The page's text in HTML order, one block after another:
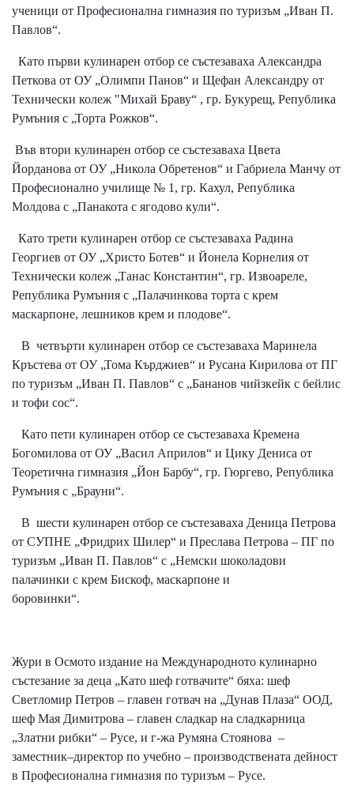
ученици от Професионална гимназия по туризъм „Иван П.
Павлов“.
Като първи кулинарен отбор се състезаваха Александра
Петкова от ОУ „Олимпи Панов“ и Щефан Александру от
Технически колеж "Mихай Браву“ , гр. Букурещ, Република
Румъния с „Торта Рожков“.
Във втори кулинарен отбор се състезаваха Цвета
Йорданова от ОУ „Никола Обретенов“ и Габриела Манчу от
Професионално училище № 1, гр. Кахул, Република
Молдова с „Панакота с ягодово кули“.
Като трети кулинарен отбор се състезаваха Радина
Георгиев от ОУ „Христо Ботев“ и Йонела Корнелия от
Технически колеж „Танас Константин“, гр. Извоареле,
Република Румъния с „Палачинкова торта с крем
маскарпоне, лешников крем и плодове“.
В четвърти кулинарен отбор се състезаваха Маринела
Кръстева от ОУ „Тома Кърджиев“ и Русана Кирилова от ПГ
по туризъм „Иван П. Павлов“ с „Бананов чийзкейк с бейлис
и тофи сос“.
Като пети кулинарен отбор се състезаваха Кремена
Богомилова от ОУ „Васил Априлов“ и Цику Дениса от
Теоретична гимназия „Йон Барбу“, гр. Гюргево, Република
Румъния с „Брауни“.
В шести кулинарен отбор се състезаваха Деница Петрова
от СУПНЕ „Фридрих Шилер“ и Преслава Петрова – ПГ по
туризъм „Иван П. Павлов“ с „Немски шоколадови
палачинки с крем Бискоф, маскарпоне и
боровинки“.
Жури в Осмото издание на Международното кулинарно
състезание за деца „Като шеф готвачите“ бяха: шеф
Светломир Петров – главен готвач на „Дунав Плаза“ ООД,
шеф Мая Димитрова – главен сладкар на сладкарница
„Златни рибки“ – Русе, и г-жа Румяна Стоянова –
заместник–директор по учебно – производствената дейност
в Професионална гимназия по туризъм – Русе.